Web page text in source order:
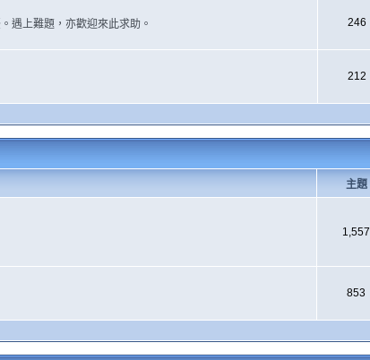
遇上難題，亦歡迎來此求助。
246
212
主題
1,557
853